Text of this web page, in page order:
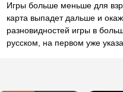
Игры больше меньше для
карта выпадет дальше и
разновидностей игры в
русском, на первом уже